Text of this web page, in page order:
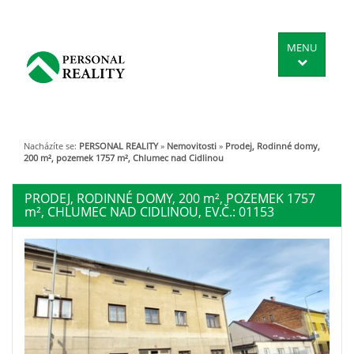
MENU
Nacházíte se: PERSONAL REALITY » Nemovitosti » Prodej, Rodinné domy,
200 m², pozemek 1757 m², Chlumec nad Cidlinou
PRODEJ, RODINNÉ DOMY, 200 m², POZEMEK 1757
m², CHLUMEC NAD CIDLINOU, EV.Č.: 01153